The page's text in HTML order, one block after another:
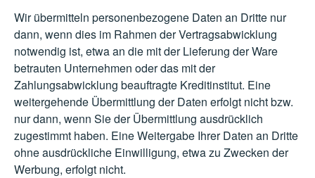
Wir übermitteln personenbezogene Daten an Dritte nur
dann, wenn dies im Rahmen der Vertragsabwicklung
notwendig ist, etwa an die mit der Lieferung der Ware
betrauten Unternehmen oder das mit der
Zahlungsabwicklung beauftragte Kreditinstitut. Eine
weitergehende Übermittlung der Daten erfolgt nicht bzw.
nur dann, wenn Sie der Übermittlung ausdrücklich
zugestimmt haben. Eine Weitergabe Ihrer Daten an Dritte
ohne ausdrückliche Einwilligung, etwa zu Zwecken der
Werbung, erfolgt nicht.